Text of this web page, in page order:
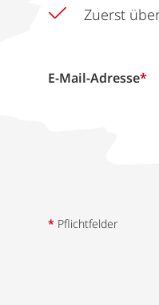
Zuerst
E-Mail-Adresse*
* Pflichtfelder